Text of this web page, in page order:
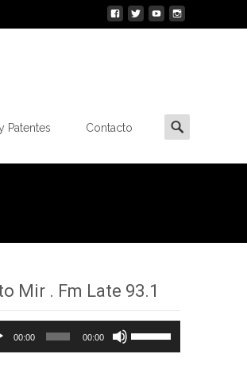
Patentes Contacto
Buscar
por:
Mir . Fm Late 93.1
00:00 00:00
Utiliza
las